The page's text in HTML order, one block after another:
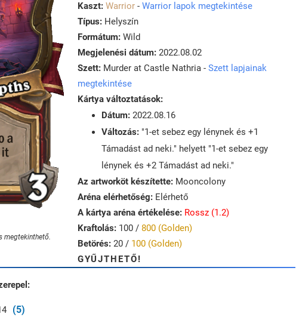
megtekinthető.
Kaszt: Warrior - Warrior lapok megtekintése
Típus: Helyszín
Formátum: Wild
Megjelenési dátum: 2022.08.02
Szett: Murder at Castle Nathria - Szett lapjainak
megtekintése
Kártya változtatások:
Dátum: 2022.08.16
Változás: "1-et sebez egy lénynek és +1
Támadást ad neki." helyett "1-et sebez egy
lénynek és +2 Támadást ad neki."
Az artworköt készítette: Mooncolony
Aréna elérhetőség: Elérhető
A kártya aréna értékelése: Rossz (1.2)
Kraftolás: 100 / 800 (Golden)
Betörés: 20 / 100 (Golden)
GYŰJTHETŐ!
(5)